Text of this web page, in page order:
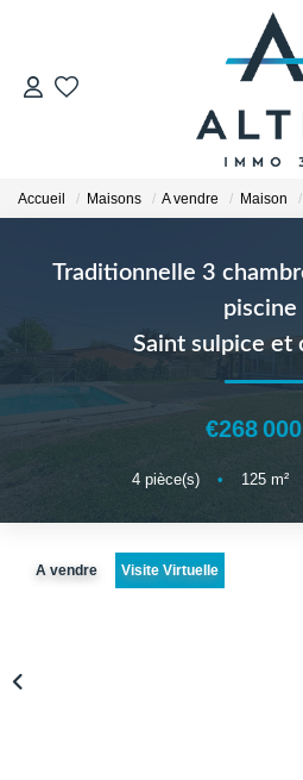
VENDRE
Estimer
Avis
Biens
GESTION
Contact
Avis
Biens
Accueil Maisons A vendre Maison
Traditionnelle 3
piscine
Saint sulpice et
€268 000
4pièce(s) • 125m²
A vendre Visite Virtuelle